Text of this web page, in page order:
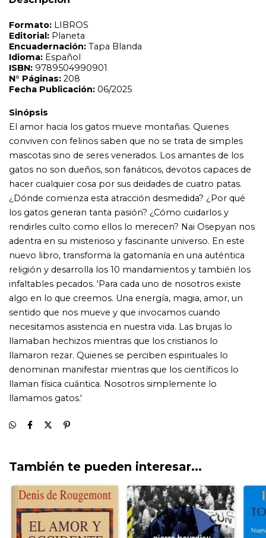
hacer cualquier cosa por sus deidades de cuatro patas.
¿Dónde comienza esta atracción desmedida? ¿Por qué
los gatos generan tanta pasión? ¿Cómo cuidarlos y
rendirles culto como ellos lo merecen? Nai Osepyan nos
adentra en su misterioso y fascinante universo. En este
nuevo libro, transforma la gatomanía en una auténtica
religión y desarrolla los 10 mandamientos y también los
algo en lo que creemos. Una energía, magia, amor, un
sentido que nos mueve y que invocamos cuando
necesitamos asistencia en nuestra vida. Las brujas lo
llamaban hechizos mientras que los cristianos lo
denominan manifestar mientras que los científicos lo
llaman física cuántica. Nosotros simplemente lo
llamamos gatos.'
También te pueden interesar...